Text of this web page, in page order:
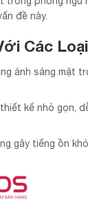
đề này.
Các
ánh sáng mặt
kế nhỏ gọn,
gây tiếng ồn